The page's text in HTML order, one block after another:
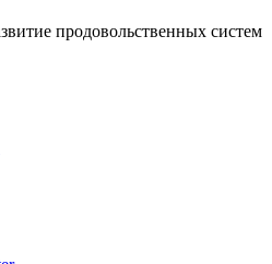
продовольственных систем